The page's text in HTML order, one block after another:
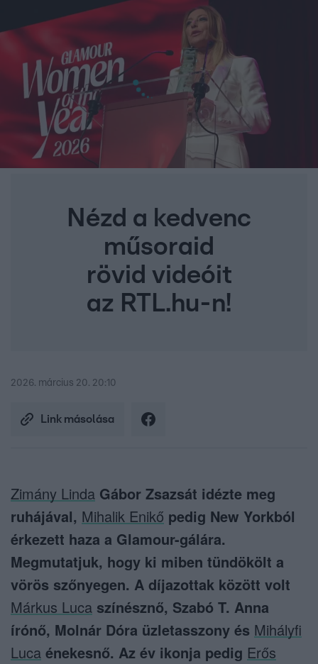
Nézd a kedvenc
műsoraid
rövid videóit
az RTL.hu-n!
2026. március 20. 20:10
Link másolása
Zimány Linda Gábor Zsazsát idézte meg
ruhájával, Mihalik Enikő pedig New Yorkból
érkezett haza a Glamour-gálára.
Megmutatjuk, hogy ki miben tündökölt a
vörös szőnyegen. A díjazottak között volt
Márkus Luca színésznő, Szabó T. Anna
írónő, Molnár Dóra üzletasszony és Mihályfi
Luca énekesnő. Az év ikonja pedig Erős